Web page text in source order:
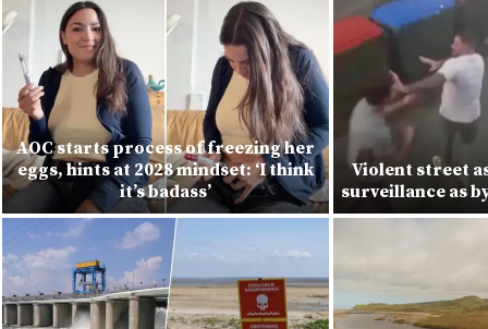
AOC starts process of freezing her
eggs, hints at 2028 mindset: ‘I think
it’s badass’
Violent street
surveillance as